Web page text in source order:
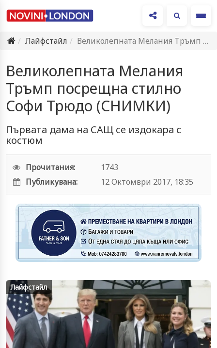
Лайфстайл
Великолепната Мелания Тръмп посрещна стилно Софи Трюдо (СНИМКИ)
Великолепната Мелания
Тръмп посрещна стилно
Софи Трюдо (СНИМКИ)
Първата дама на САЩ се издокара с
костюм
Прочитания:
1743
Публикувана:
12 Октомври 2017, 18:35
Лайфстайл